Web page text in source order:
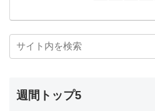
週間トップ5